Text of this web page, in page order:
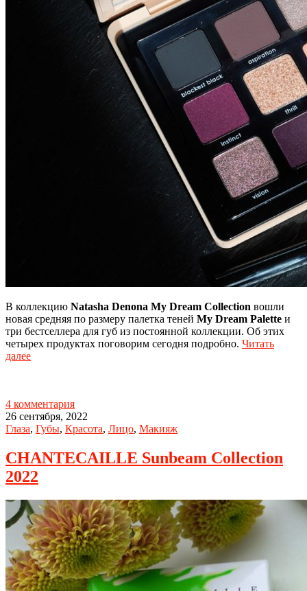
В коллекцию Natasha Denona My Dream Collection вошли
новая средняя по размеру палетка теней My Dream Palette и
три бестселлера для губ из постоянной коллекции. Об этих
четырех продуктах поговорим сегодня подробно. Читать
далее
4 комментария
26 сентября, 2022
Глаза, Губы, Красота, Лицо, Макияж
CHANTECAILLE Sunbeam Collection
2022